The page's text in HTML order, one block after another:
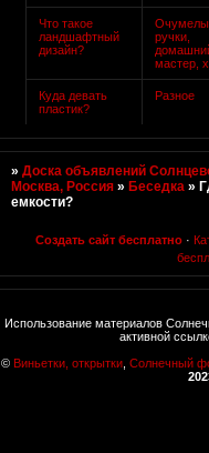
Что такое
ландшафтный
дизайн?
ручки,
мастер,
Куда девать
пластик?
Разное
»Доска объявлений
Москва, Россия » Беседка »
емкости?
Создать сайт бесплатно ·
Использование материалов
активной
© Виньетки, открытки, Солнечный